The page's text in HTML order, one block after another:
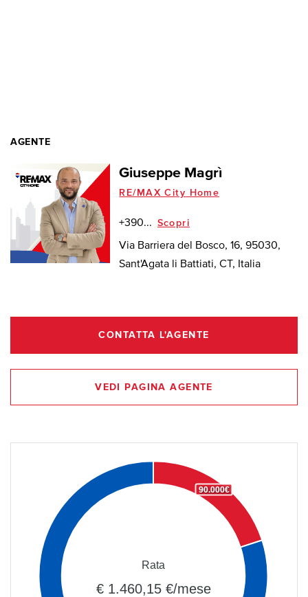
AGENTE
Giuseppe Magrì
RE/MAX City Home
+390... Scopri
Via Barriera del Bosco, 16, 95030,
Sant'Agata li Battiati, CT, Italia
CONTATTA L'AGENTE
VEDI PAGINA AGENTE
90.000€
Rata
€ 1.460,15 €/mese